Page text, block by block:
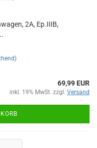
2A, Ep.IIIB,
69,99 EUR
inkl. 19% MwSt. zzgl. Versand